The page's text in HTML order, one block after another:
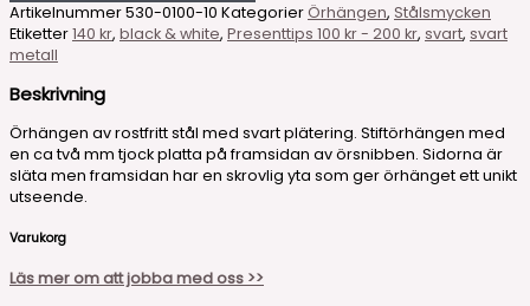
Artikelnummer530-0100-10 KategorierÖrhängen, Stålsmycken
Etiketter140 kr, black & white, Presenttips 100 kr - 200 kr, svart, svart
metall
Beskrivning
Örhängen av rostfritt stål med svart plätering. Stiftörhängen med
en ca två mm tjock platta på framsidan av örsnibben. Sidorna är
släta men framsidan har en skrovlig yta som ger örhänget ett unikt
utseende.
Varukorg
Läs mer om att jobba med oss >>